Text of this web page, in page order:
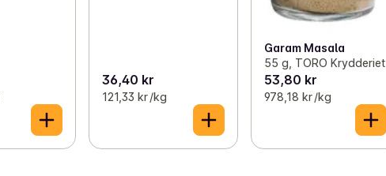
36,40 kr
121,33 kr /kg
Garam Masala
55 g, TORO Krydderiet
53,80 kr
978,18 kr /kg